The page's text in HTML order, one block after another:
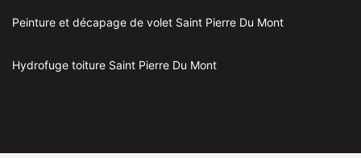
Peinture et décapage de volet Saint Pierre Du Mont
Hydrofuge toiture Saint Pierre Du Mont